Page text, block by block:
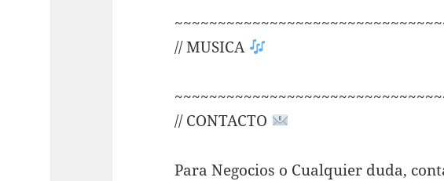
// MUSICA
// CONTACTO
Para Negocios o Cualquier duda,